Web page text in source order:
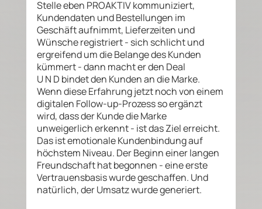
Stelle eben PROAKTIV kommuniziert,
Kundendaten und Bestellungen im
Geschäft aufnimmt, Lieferzeiten und
Wünsche registriert - sich schlicht und
ergreifend um die Belange des Kunden
kümmert - dann macht er den Deal
U N D bindet den Kunden an die Marke.
Wenn diese Erfahrung jetzt noch von einem
digitalen Follow-up-Prozess so ergänzt
wird, dass der Kunde die Marke
unweigerlich erkennt - ist das Ziel erreicht.
Das ist emotionale Kundenbindung auf
höchstem Niveau. Der Beginn einer langen
Freundschaft hat begonnen - eine erste
Vertrauensbasis wurde geschaffen. Und
natürlich, der Umsatz wurde generiert.